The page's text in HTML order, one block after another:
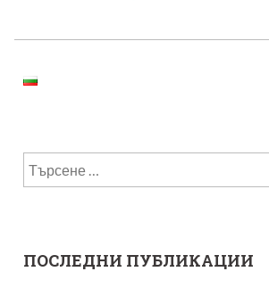
Търсене
за:
ПОСЛЕДНИ ПУБЛИКАЦИИ